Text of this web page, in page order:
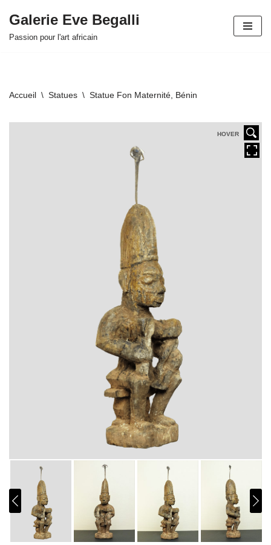
Aller
Galerie Eve Begalli
Passion pour l'art africain
Accueil \ Statues \ Statue Fon Maternité, Bénin
HOVER